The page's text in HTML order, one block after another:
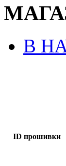
В
ID прошивки